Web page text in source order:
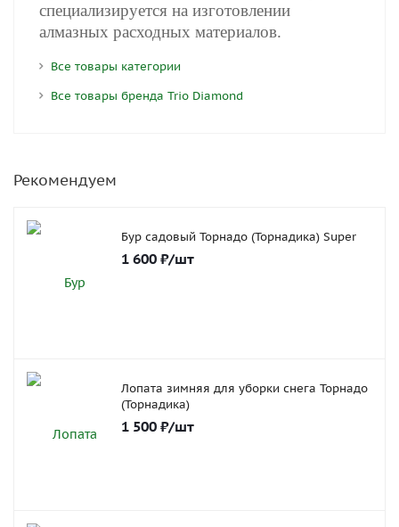
специализируется на изготовлении
алмазных расходных материалов.
Все товары категории
Все товары бренда Trio Diamond
Рекомендуем
Бур садовый Торнадо (Торнадика) Super
1 600 ₽/шт
Лопата зимняя для уборки снега Торнадо
(Торнадика)
1 500 ₽/шт